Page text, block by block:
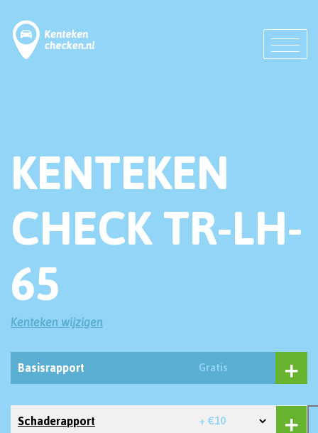
KENTEKEN
CHECK TR-LH-
65
Kenteken wijzigen
Basisrapport Gratis
Schaderapport + €10